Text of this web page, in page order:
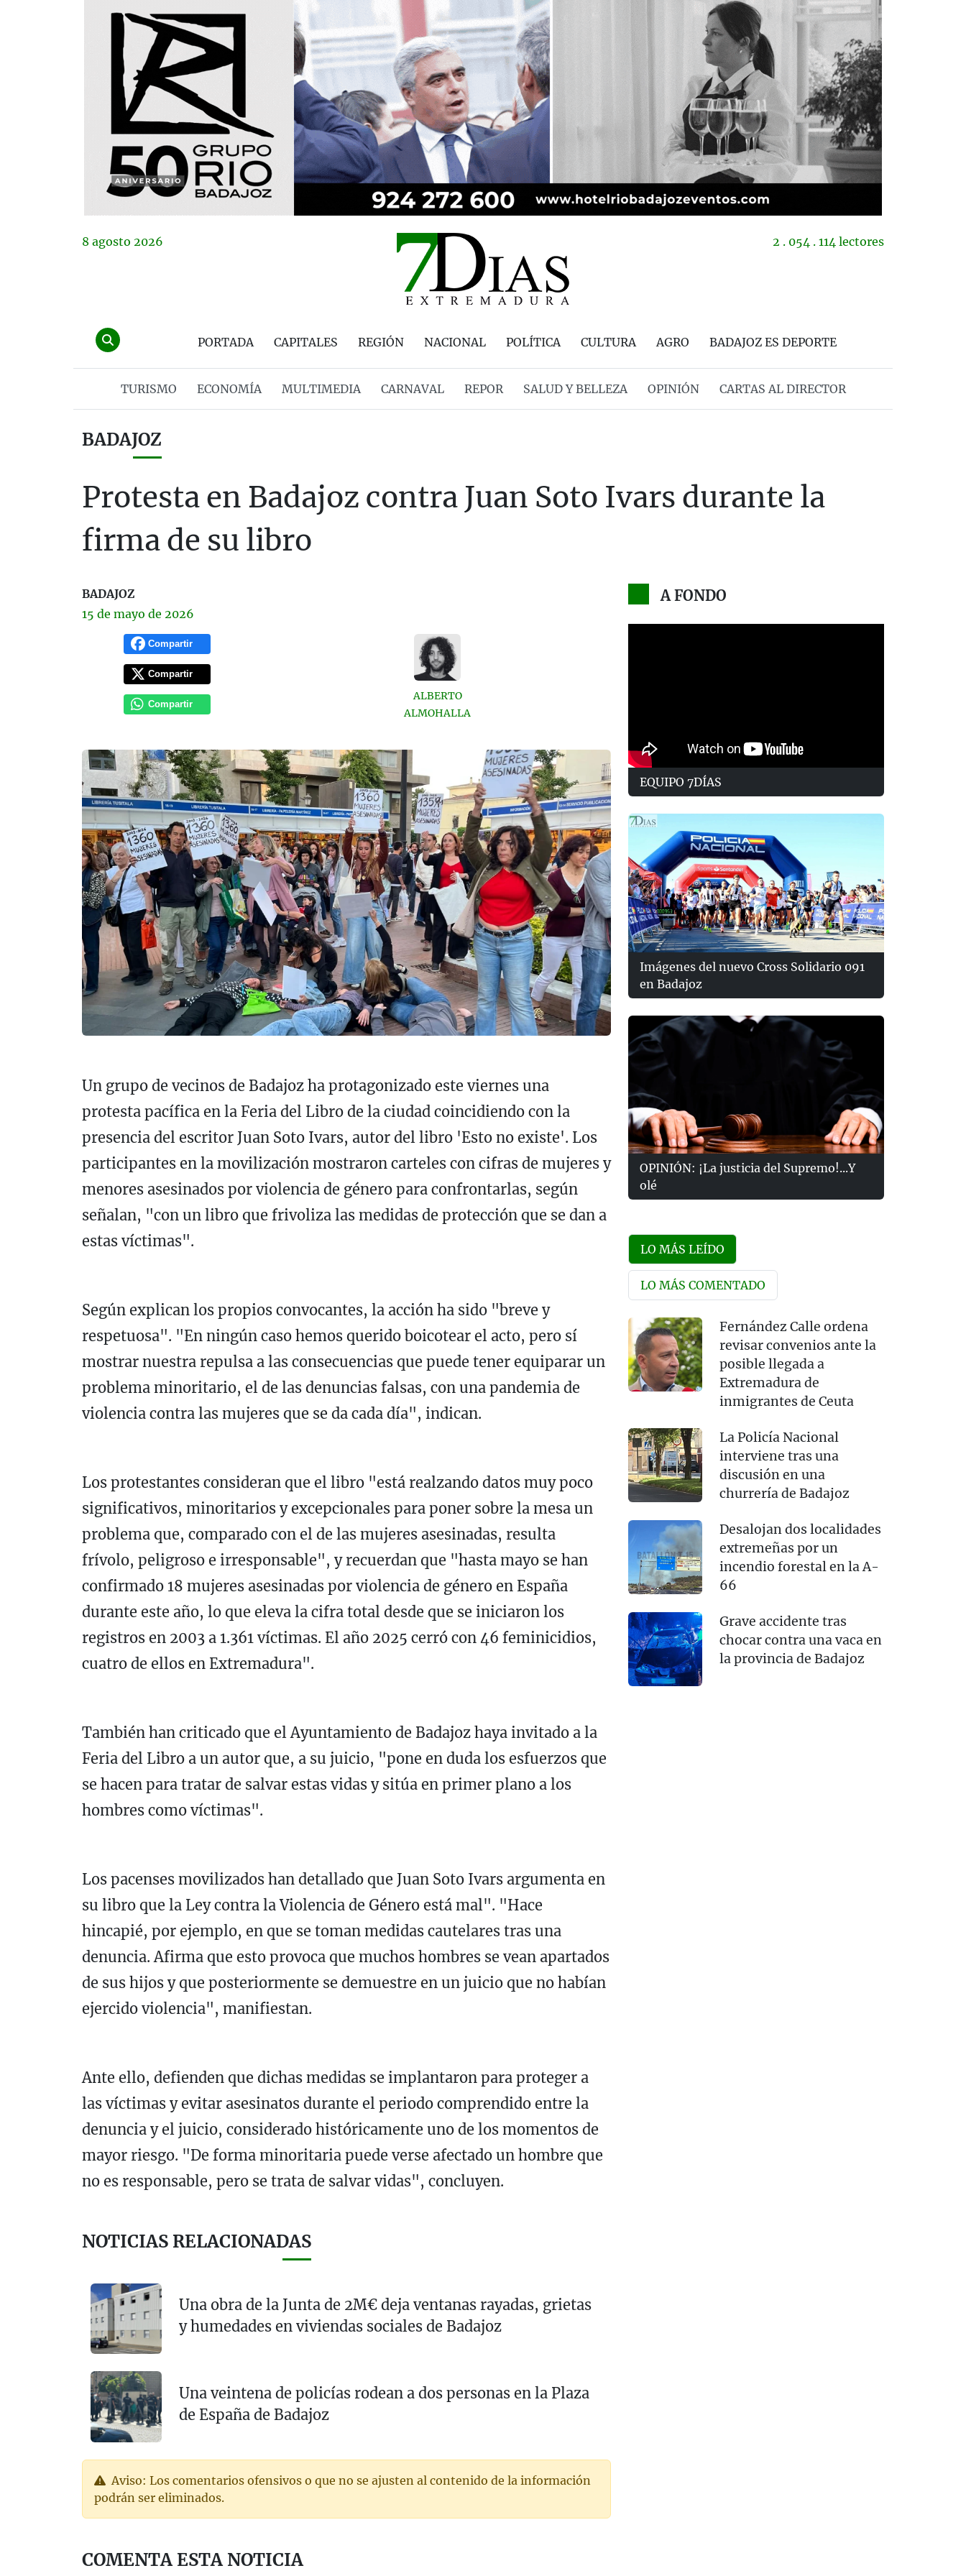
8 agosto 2026 2 . 054 . 114 lectores
PORTADA CAPITALES REGIÓN NACIONAL POLÍTICA CULTURA AGRO BADAJOZ ES DEPORTE
TURISMO ECONOMÍA MULTIMEDIA CARNAVAL REPOR SALUD Y BELLEZA OPINIÓN CARTAS AL DIRECTOR
BADAJOZ
Protesta en Badajoz contra Juan Soto Ivars durante la
firma de su libro
BADAJOZ
15 de mayo de 2026
Compartir
Compartir
Compartir
ALBERTO
ALMOHALLA
Un grupo de vecinos de Badajoz ha protagonizado este viernes una
protesta pacífica en la Feria del Libro de la ciudad coincidiendo con la
presencia del escritor Juan Soto Ivars, autor del libro 'Esto no existe'. Los
participantes en la movilización mostraron carteles con cifras de mujeres y
menores asesinados por violencia de género para confrontarlas, según
señalan, "con un libro que frivoliza las medidas de protección que se dan a
estas víctimas".
Según explican los propios convocantes, la acción ha sido "breve y
respetuosa". "En ningún caso hemos querido boicotear el acto, pero sí
mostrar nuestra repulsa a las consecuencias que puede tener equiparar un
problema minoritario, el de las denuncias falsas, con una pandemia de
violencia contra las mujeres que se da cada día", indican.
Los protestantes consideran que el libro "está realzando datos muy poco
significativos, minoritarios y excepcionales para poner sobre la mesa un
problema que, comparado con el de las mujeres asesinadas, resulta
frívolo, peligroso e irresponsable", y recuerdan que "hasta mayo se han
confirmado 18 mujeres asesinadas por violencia de género en España
durante este año, lo que eleva la cifra total desde que se iniciaron los
registros en 2003 a 1.361 víctimas. El año 2025 cerró con 46 feminicidios,
cuatro de ellos en Extremadura".
También han criticado que el Ayuntamiento de Badajoz haya invitado a la
Feria del Libro a un autor que, a su juicio, "pone en duda los esfuerzos que
se hacen para tratar de salvar estas vidas y sitúa en primer plano a los
hombres como víctimas".
Los pacenses movilizados han detallado que Juan Soto Ivars argumenta en
su libro que la Ley contra la Violencia de Género está mal". "Hace
hincapié, por ejemplo, en que se toman medidas cautelares tras una
denuncia. Afirma que esto provoca que muchos hombres se vean apartados
de sus hijos y que posteriormente se demuestre en un juicio que no habían
ejercido violencia", manifiestan.
Ante ello, defienden que dichas medidas se implantaron para proteger a
las víctimas y evitar asesinatos durante el periodo comprendido entre la
denuncia y el juicio, considerado históricamente uno de los momentos de
mayor riesgo. "De forma minoritaria puede verse afectado un hombre que
no es responsable, pero se trata de salvar vidas", concluyen.
NOTICIAS RELACIONADAS
Una obra de la Junta de 2M€ deja ventanas rayadas, grietas
y humedades en viviendas sociales de Badajoz
Una veintena de policías rodean a dos personas en la Plaza
de España de Badajoz
Aviso: Los comentarios ofensivos o que no se ajusten al contenido de la información
podrán ser eliminados.
COMENTA ESTA NOTICIA
A FONDO
EQUIPO 7DÍAS
Imágenes del nuevo Cross Solidario 091
en Badajoz
OPINIÓN: ¡La justicia del Supremo!...Y
olé
LO MÁS LEÍDO
LO MÁS COMENTADO
Fernández Calle ordena
revisar convenios ante la
posible llegada a
Extremadura de
inmigrantes de Ceuta
La Policía Nacional
interviene tras una
discusión en una
churrería de Badajoz
Desalojan dos localidades
extremeñas por un
incendio forestal en la A-
66
Grave accidente tras
chocar contra una vaca en
la provincia de Badajoz